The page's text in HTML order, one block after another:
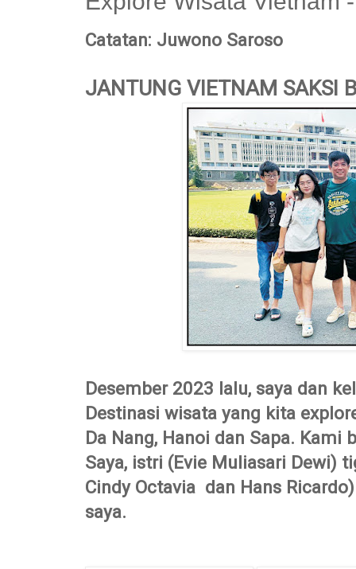
Catatan: Juwono Saroso
JANTUNG VIETNAM SAKSI
Desember 2023 lalu, saya dan
Destinasi wisata yang kita
Da Nang, Hanoi dan Sapa. Kami
Saya, istri (Evie Muliasari Dewi)
Cindy Octavia dan Hans
saya.